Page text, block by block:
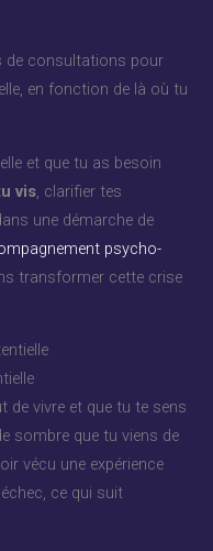
de consultations pour
en fonction de là où tu
et que tu as besoin
vis , clarifier tes
une démarche de
psycho-
transformer cette crise
de vivre et que tu te sens
sombre que tu viens de
vécu une expérience
ce qui suit